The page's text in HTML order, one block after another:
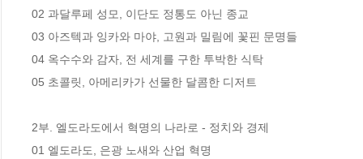
02 과달루페 성모, 이단도 정통도 아닌 종교
03 아즈텍과 잉카와 마야, 고원과 밀림에 꽃핀 문명들
04 옥수수와 감자, 전 세계를 구한 투박한 식탁
05 초콜릿, 아메리카가 선물한 달콤한 디저트
2부. 엘도라도에서 혁명의 나라로 - 정치와 경제
01 엘도라도, 은광 노새와 산업 혁명